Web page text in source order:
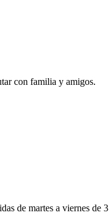
con familia y amigos.
de martes a viernes de